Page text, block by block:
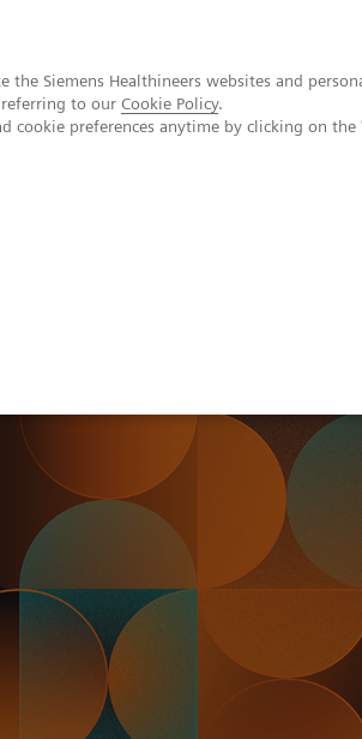
Siemens Healthineers websites and
to our Cookie Policy.
cookie preferences anytime by clicking on the